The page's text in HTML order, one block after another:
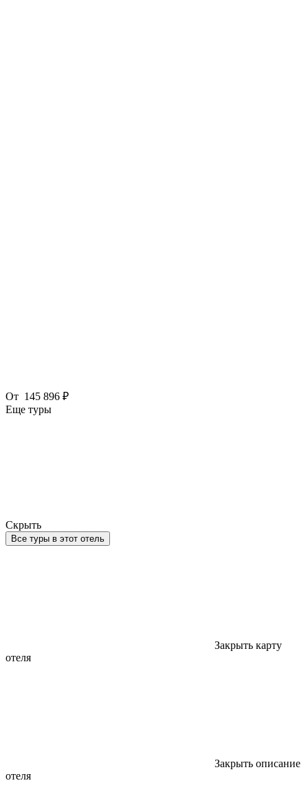
От 145 896 ₽
Еще туры
Скрыть
Все туры в этот отель
Закрыть карту
отеля
Закрыть описание
отеля